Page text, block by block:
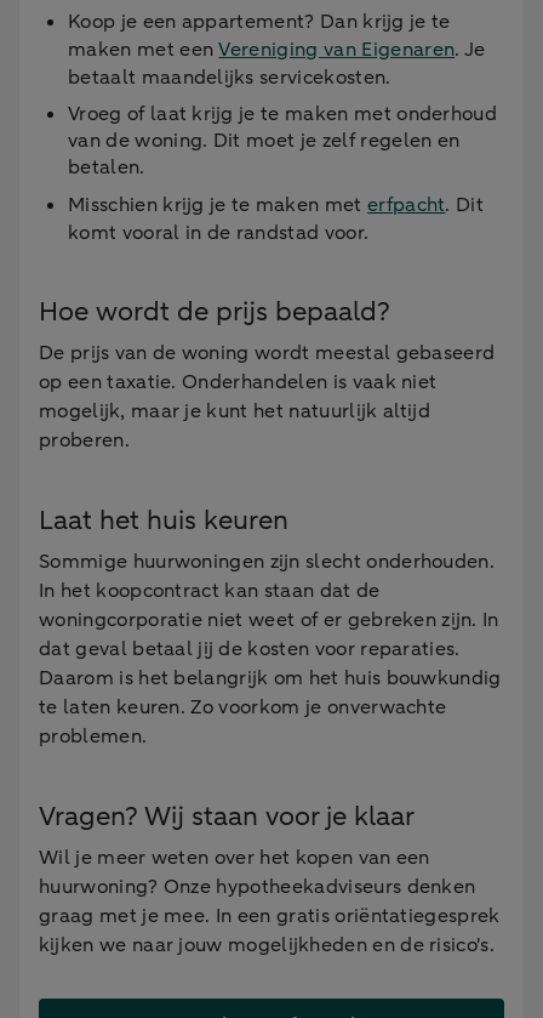
Koop je een appartement? Dan krijg je te
maken met eenVereniging van Eigenaren. Je
betaalt maandelijks servicekosten.
Vroeg of laat krijg je te maken met onderhoud
van de woning. Dit moet je zelf regelen en
betalen.
Misschien krijg je te maken met erfpacht. Dit
komt vooral in de randstad voor.
Hoe wordt de prijs bepaald?
De prijs van de woning wordt meestal gebaseerd
op een taxatie. Onderhandelen is vaak niet
mogelijk, maar je kunt het natuurlijk altijd
proberen.
Laat het huis keuren
Sommige huurwoningen zijn slecht onderhouden.
In het koopcontract kan staan dat de
woningcorporatie niet weet of er gebreken zijn. In
dat geval betaal jij de kosten voor reparaties.
Daarom is het belangrijk om het huis bouwkundig
te laten keuren. Zo voorkom je onverwachte
problemen.
Vragen? Wij staan voor je klaar
Wil je meer weten over het kopen van een
huurwoning? Onze hypotheekadviseurs denken
graag met je mee. In een gratis oriëntatiegesprek
kijken we naar jouw mogelijkheden en de risico's.